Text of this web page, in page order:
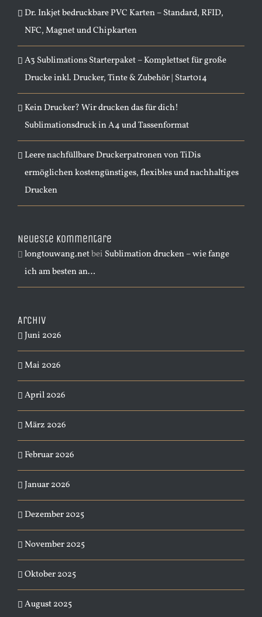
Dr. Inkjet bedruckbare PVC Karten – Standard, RFID,
NFC, Magnet und Chipkarten
A3 Sublimations Starterpaket – Komplettset für große
Drucke inkl. Drucker, Tinte & Zubehör | Start014
Kein Drucker? Wir drucken das für dich!
Sublimationsdruck in A4 und Tassenformat
Leere nachfüllbare Druckerpatronen von TiDis
ermöglichen kostengünstiges, flexibles und nachhaltiges
Drucken
Neueste Kommentare
longtouwang.netbei Sublimation drucken – wie fange
ich am besten an…
Archiv
Juni 2026
Mai 2026
April 2026
März 2026
Februar 2026
Januar 2026
Dezember 2025
November 2025
Oktober 2025
August 2025